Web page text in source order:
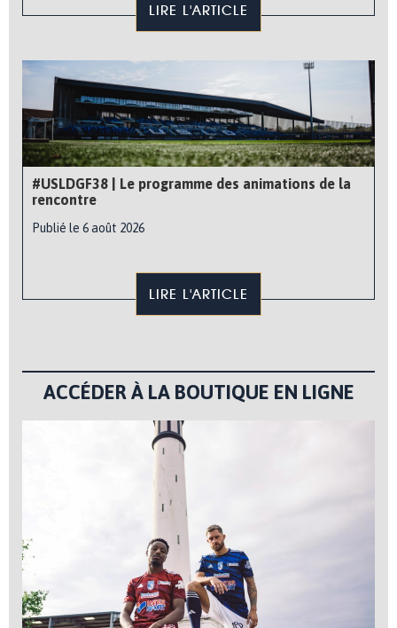
LIRE L'ARTICLE
#USLDGF38 | Le programme des animations de la
rencontre
Publié le 6 août 2026
LIRE L'ARTICLE
ACCÉDER À LA BOUTIQUE EN LIGNE